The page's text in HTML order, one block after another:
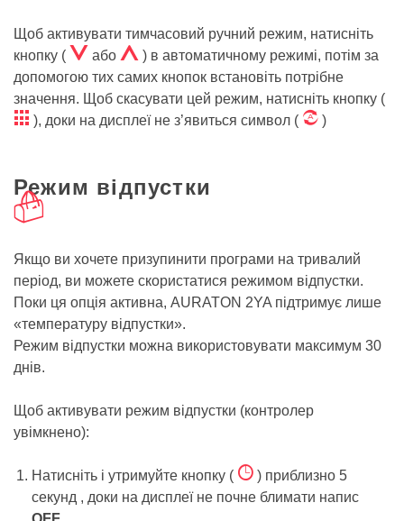
Щоб активувати тимчасовий ручний режим, натисніть
кнопку ( Á або Â ) в автоматичному режимі, потім за
допомогою тих самих кнопок встановіть потрібне
значення. Щоб скасувати цей режим, натисніть кнопку (
ë ), доки на дисплеї не з’явиться символ ( Ü )
Режим відпустки
õ
Якщо ви хочете призупинити програми на тривалий
період, ви можете скористатися режимом відпустки.
Поки ця опція активна, AURATON 2YA підтримує лише
«температуру відпустки».
Режим відпустки можна використовувати максимум 30
днів.
Щоб активувати режим відпустки (контролер
увімкнено):
Натисніть і утримуйте кнопку ( Ê ) приблизно 5
секунд , доки на дисплеї не почне блимати напис